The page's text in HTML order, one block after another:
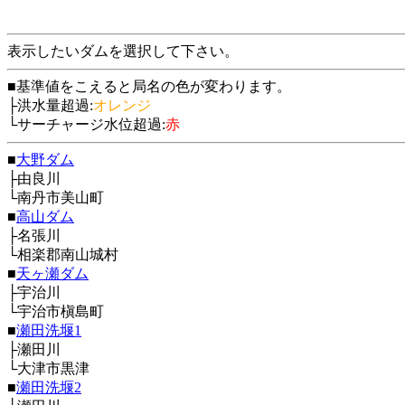
表示したいダムを選択して下さい。
■基準値をこえると局名の色が変わります。
├洪水量超過:オレンジ
└サーチャージ水位超過:赤
■大野ダム
├由良川
└南丹市美山町
■高山ダム
├名張川
└相楽郡南山城村
■天ヶ瀬ダム
├宇治川
└宇治市槇島町
■瀬田洗堰1
├瀬田川
└大津市黒津
■瀬田洗堰2